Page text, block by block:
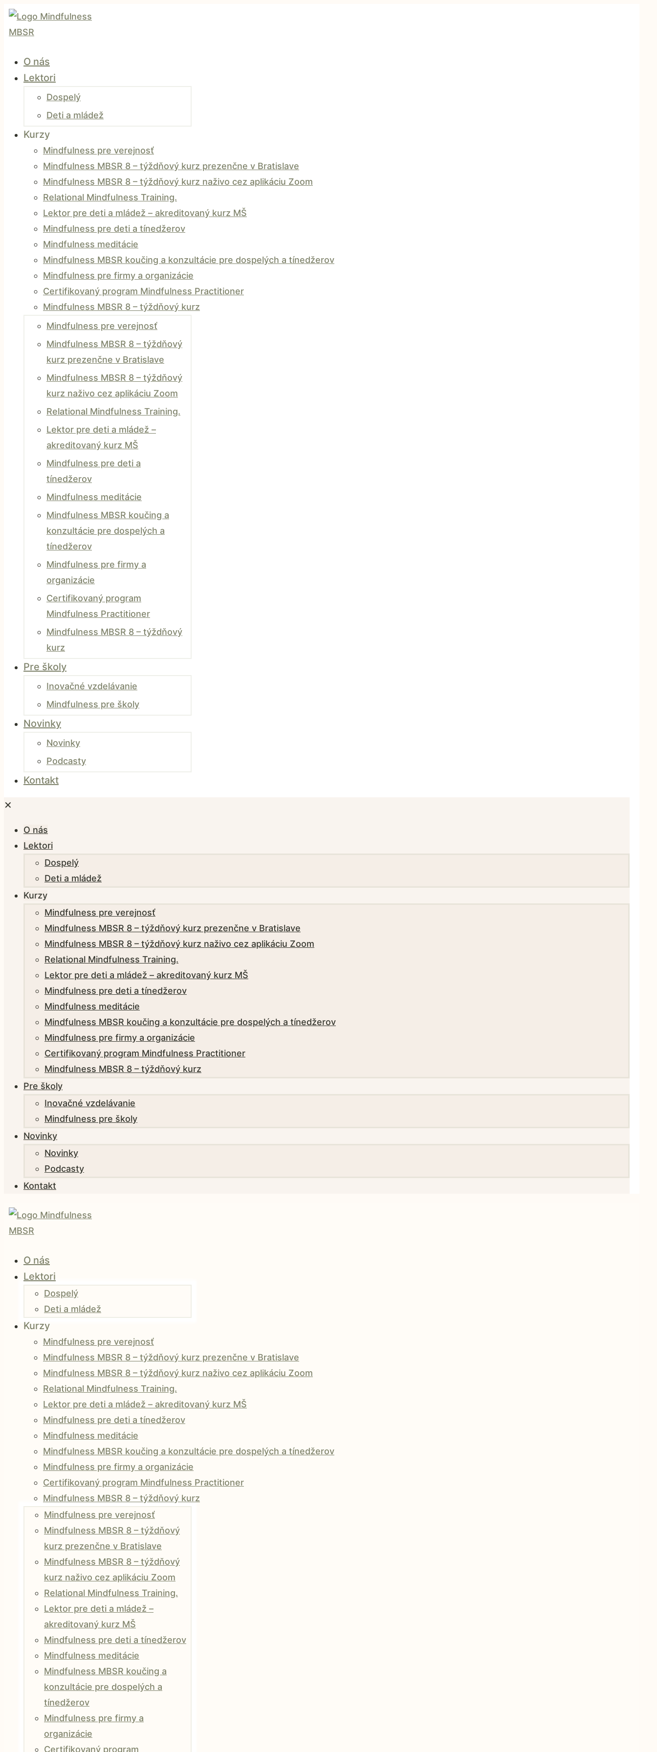
O nás
Lektori
Dospelý
Deti a mládež
Kurzy
Mindfulness pre verejnosť
Mindfulness MBSR 8 – týždňový kurz prezenčne v Bratislave
Mindfulness MBSR 8 – týždňový kurz naživo cez aplikáciu Zoom
Relational Mindfulness Training.
Lektor pre deti a mládež – akreditovaný kurz MŠ
Mindfulness pre deti a tínedžerov
Mindfulness meditácie
Mindfulness MBSR koučing a konzultácie pre dospelých a tínedžerov
Mindfulness pre firmy a organizácie
Certifikovaný program Mindfulness Practitioner
Mindfulness MBSR 8 – týždňový kurz
Mindfulness pre verejnosť
Mindfulness MBSR 8 – týždňový
kurz prezenčne v Bratislave
Mindfulness MBSR 8 – týždňový
kurz naživo cez aplikáciu Zoom
Relational Mindfulness Training.
Lektor pre deti a mládež –
akreditovaný kurz MŠ
Mindfulness pre deti a
tínedžerov
Mindfulness meditácie
Mindfulness MBSR koučing a
konzultácie pre dospelých a
tínedžerov
Mindfulness pre firmy a
organizácie
Certifikovaný program
Mindfulness Practitioner
Mindfulness MBSR 8 – týždňový
kurz
Pre školy
Inovačné vzdelávanie
Mindfulness pre školy
Novinky
Novinky
Podcasty
Kontakt
✕
O nás
Lektori
Dospelý
Deti a mládež
Kurzy
Mindfulness pre verejnosť
Mindfulness MBSR 8 – týždňový kurz prezenčne v Bratislave
Mindfulness MBSR 8 – týždňový kurz naživo cez aplikáciu Zoom
Relational Mindfulness Training.
Lektor pre deti a mládež – akreditovaný kurz MŠ
Mindfulness pre deti a tínedžerov
Mindfulness meditácie
Mindfulness MBSR koučing a konzultácie pre dospelých a tínedžerov
Mindfulness pre firmy a organizácie
Certifikovaný program Mindfulness Practitioner
Mindfulness MBSR 8 – týždňový kurz
Pre školy
Inovačné vzdelávanie
Mindfulness pre školy
Novinky
Novinky
Podcasty
Kontakt
O nás
Lektori
Dospelý
Deti a mládež
Kurzy
Mindfulness pre verejnosť
Mindfulness MBSR 8 – týždňový kurz prezenčne v Bratislave
Mindfulness MBSR 8 – týždňový kurz naživo cez aplikáciu Zoom
Relational Mindfulness Training.
Lektor pre deti a mládež – akreditovaný kurz MŠ
Mindfulness pre deti a tínedžerov
Mindfulness meditácie
Mindfulness MBSR koučing a konzultácie pre dospelých a tínedžerov
Mindfulness pre firmy a organizácie
Certifikovaný program Mindfulness Practitioner
Mindfulness MBSR 8 – týždňový kurz
Mindfulness pre verejnosť
Mindfulness MBSR 8 – týždňový
kurz prezenčne v Bratislave
Mindfulness MBSR 8 – týždňový
kurz naživo cez aplikáciu Zoom
Relational Mindfulness Training.
Lektor pre deti a mládež –
akreditovaný kurz MŠ
Mindfulness pre deti a tínedžerov
Mindfulness meditácie
Mindfulness MBSR koučing a
konzultácie pre dospelých a
tínedžerov
Mindfulness pre firmy a
organizácie
Certifikovaný program